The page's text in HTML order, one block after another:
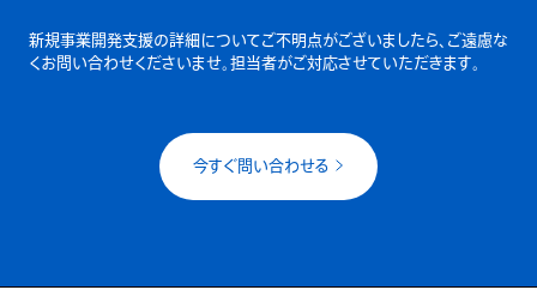
新規事業開発支援の詳細についてご不明点がございましたら、 ご遠慮な
くお問い合わせくださいませ。担当者がご対応させていただきます。
今すぐ問い合わせる